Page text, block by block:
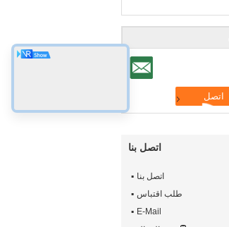
اتصل بنا
اتصل بنا
طلب اقتباس
E-Mail